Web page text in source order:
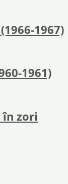
1967)
1961)
zori